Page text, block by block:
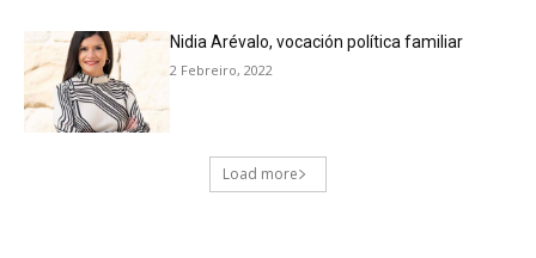
Nidia Arévalo, vocación política familiar
2 Febreiro, 2022
Load more